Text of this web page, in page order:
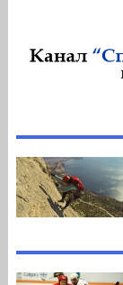
по